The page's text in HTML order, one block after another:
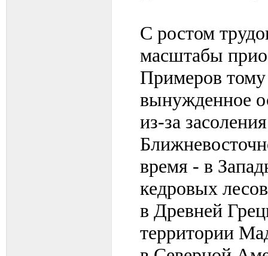
С ростом
масштабы
Примеров
вынужденное
из-за
время - в
кедровых
в Древней
территории